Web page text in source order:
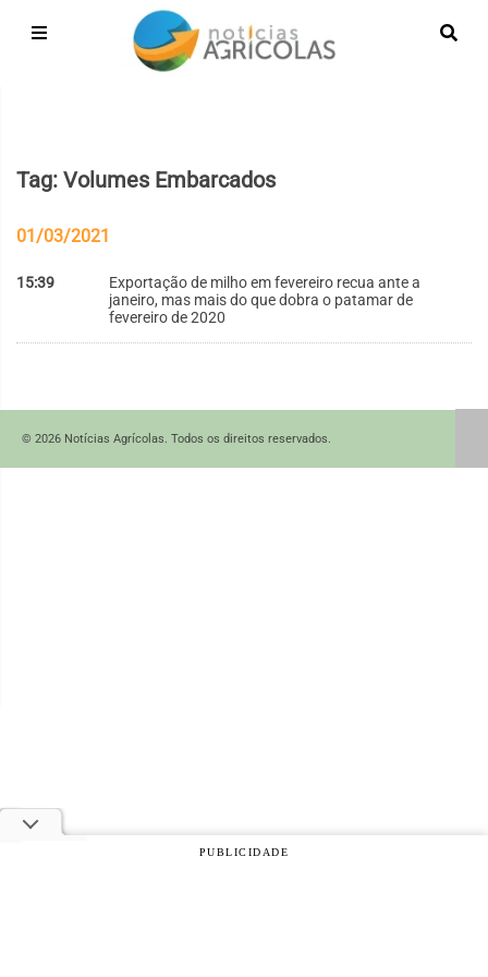
Tag: Volumes Embarcados
01/03/2021
15:39
Exportação de milho em fevereiro recua ante a
janeiro, mas mais do que dobra o patamar de
fevereiro de 2020
© 2026 Notícias Agrícolas. Todos os direitos reservados.
PUBLICIDADE